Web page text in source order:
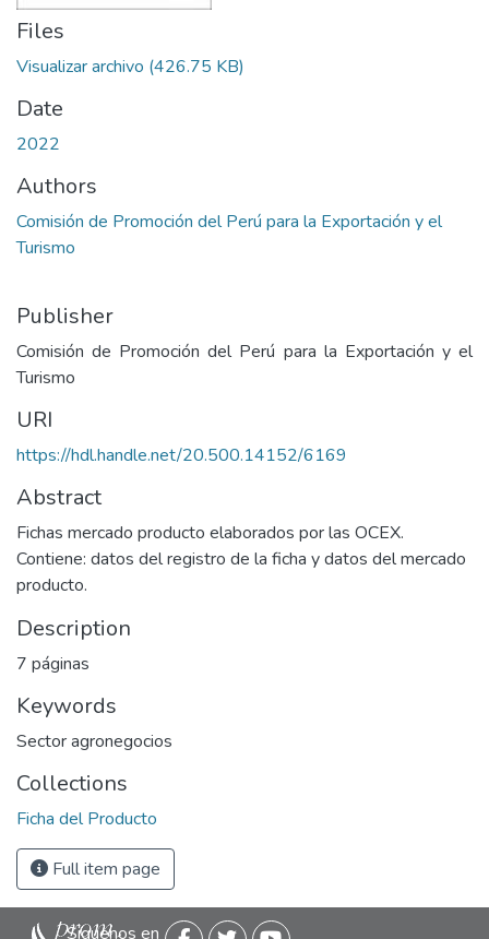
Files
Visualizar archivo (426.75 KB)
Date
2022
Authors
Comisión de Promoción del Perú para la Exportación y el
Turismo
Publisher
Comisión de Promoción del Perú para la Exportación y el
Turismo
URI
https://hdl.handle.net/20.500.14152/6169
Abstract
Fichas mercado producto elaborados por las OCEX.
Contiene: datos del registro de la ficha y datos del mercado
producto.
Description
7 páginas
Keywords
Sector agronegocios
Collections
Ficha del Producto
Full item page
Siguenos en